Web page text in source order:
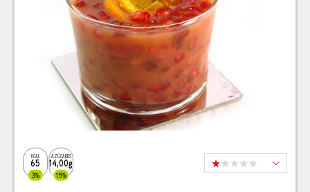
KCAL
65
3%
AZÚCARES
14,00g
15%